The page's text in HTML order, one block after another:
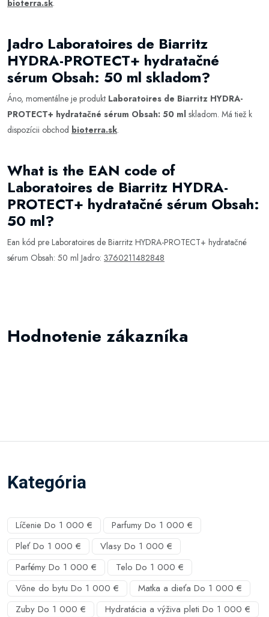
bioterra.sk.
Jadro Laboratoires de Biarritz
HYDRA-PROTECT+ hydratačné
sérum Obsah: 50 ml skladom?
Áno, momentálne je produkt Laboratoires de Biarritz HYDRA-
PROTECT+ hydratačné sérum Obsah: 50 ml skladom. Má tiež k
dispozícii obchod bioterra.sk.
What is the EAN code of
Laboratoires de Biarritz HYDRA-
PROTECT+ hydratačné sérum Obsah:
50 ml?
Ean kód pre Laboratoires de Biarritz HYDRA-PROTECT+ hydratačné
sérum Obsah: 50 ml Jadro: 3760211482848
Hodnotenie zákazníka
Kategória
Líčenie Do 1 000 €
Parfumy Do 1 000 €
Pleť Do 1 000 €
Vlasy Do 1 000 €
Parfémy Do 1 000 €
Telo Do 1 000 €
Vône do bytu Do 1 000 €
Matka a dieťa Do 1 000 €
Zuby Do 1 000 €
Hydratácia a výživa pleti Do 1 000 €